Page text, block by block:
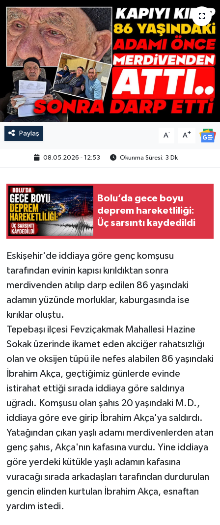
Paylaş A- A+
08.05.2026 - 12:53 Okunma Süresi: 3 Dk
Bolu’da gece boyu
deprem hareketliliği:
Üç sarsıntı kaydedildi
Eskişehir'de iddiaya göre genç komşusu
tarafından evinin kapısı kırıldıktan sonra
merdivenden atılıp darp edilen 86 yaşındaki
adamın yüzünde morluklar, kaburgasında ise
kırıklar oluştu.
Tepebaşı ilçesi Fevziçakmak Mahallesi Hazine
Sokak üzerinde ikamet eden akciğer rahatsızlığı
olan ve oksijen tüpü ile nefes alabilen 86 yaşındaki
İbrahim Akça, geçtiğimiz günlerde evinde
istirahat ettiği sırada iddiaya göre saldırıya
uğradı. Komşusu olan şahıs 20 yaşındaki M.D.,
iddiaya göre eve girip İbrahim Akça'ya saldırdı.
Yatağından çıkan yaşlı adamı merdivenlerden atan
genç şahıs, Akça'nın kafasına vurdu. Yine iddiaya
göre yerdeki kütükle yaşlı adamın kafasına
vuracağı sırada arkadaşları tarafından durdurulan
gencin elinden kurtulan İbrahim Akça, esnaftan
yardım istedi.